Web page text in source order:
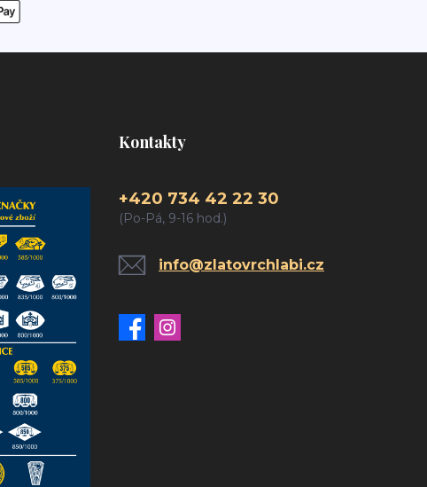
Kontakty
+420 734 42 22 30
(Po-Pá, 9-16 hod.)
info@zlatovrchlabi.cz